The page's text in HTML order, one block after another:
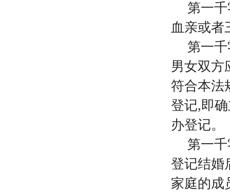
第一
血亲或者
第一
男女双方
符合本法
登记,即
办登记。
第一
登记结婚
家庭的成